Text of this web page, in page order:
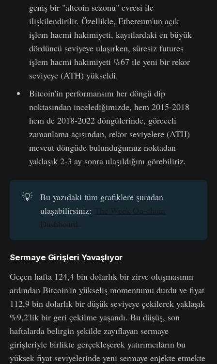
geniş bir "altcoin sezonu" evresi ile
ilişkilendirilir. Özellikle, Ethereum'un açık
işlem hacmi hakimiyeti, kayıtlardaki en büyük
dördüncü seviyeye ulaşırken, süresiz futures
işlem hacmi hakimiyeti %67 ile yeni bir rekor
seviyeye (ATH) yükseldi.
Bitcoin'in performansını her döngü dip
noktasından incelediğimizde, hem 2015-2018
hem de 2018-2022 döngülerinde, göreceli
zamanlama açısından, rekor seviyelere (ATH)
mevcut döngüde bulunduğumuz noktadan
yaklaşık 2-3 ay sonra ulaşıldığını görebiliriz.
💡
Bu yazıdaki tüm grafiklere şuradan
ulaşabilirsiniz: The Week On-chain
Dashboard.
Sermaye Girişleri Yavaşlıyor
Geçen hafta 124,4 bin dolarlık bir zirve oluşmasının
ardından Bitcoin'in yükseliş momentumu durdu ve fiyat
112,9 bin dolarlık bir düşük seviyeye çekilerek yaklaşık
%9,2'lik bir geri çekilme yaşandı. Bu düşüş, son
haftalarda belirgin şekilde zayıflayan sermaye
girişleriyle birlikte gerçekleşerek yatırımcıların bu
yüksek fiyat seviyelerinde yeni sermaye enjekte etmekte